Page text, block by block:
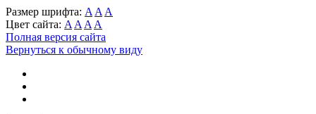
Размер шрифта: A A A
Цвет сайта: A A A A
Полная версия сайта
Вернуться к обычному виду